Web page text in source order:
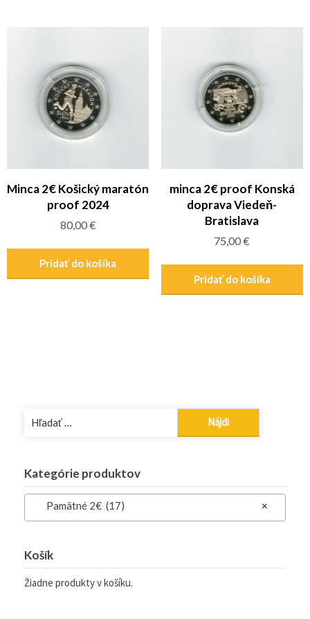
Minca 2€ Košický maratón
proof 2024
80,00€
Pridať do košíka
minca 2€ proof Konská
doprava Viedeň-
Bratislava
75,00€
Pridať do košíka
Kategórie produktov
×
Pamätné 2€ (17)
Košík
Žiadne produkty v košíku.